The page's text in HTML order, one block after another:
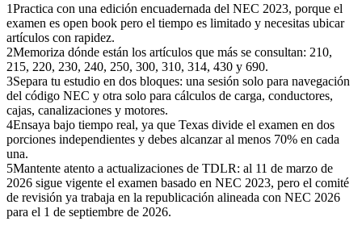
1Practica con una edición encuadernada del NEC 2023, porque el
examen es open book pero el tiempo es limitado y necesitas ubicar
artículos con rapidez.
2Memoriza dónde están los artículos que más se consultan: 210,
215, 220, 230, 240, 250, 300, 310, 314, 430 y 690.
3Separa tu estudio en dos bloques: una sesión solo para navegación
del código NEC y otra solo para cálculos de carga, conductores,
cajas, canalizaciones y motores.
4Ensaya bajo tiempo real, ya que Texas divide el examen en dos
porciones independientes y debes alcanzar al menos 70% en cada
una.
5Mantente atento a actualizaciones de TDLR: al 11 de marzo de
2026 sigue vigente el examen basado en NEC 2023, pero el comité
de revisión ya trabaja en la republicación alineada con NEC 2026
para el 1 de septiembre de 2026.